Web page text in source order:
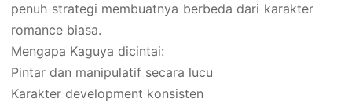
penuh strategi membuatnya berbeda dari karakter
romance biasa.
Mengapa Kaguya dicintai:
Pintar dan manipulatif secara lucu
Karakter development konsisten